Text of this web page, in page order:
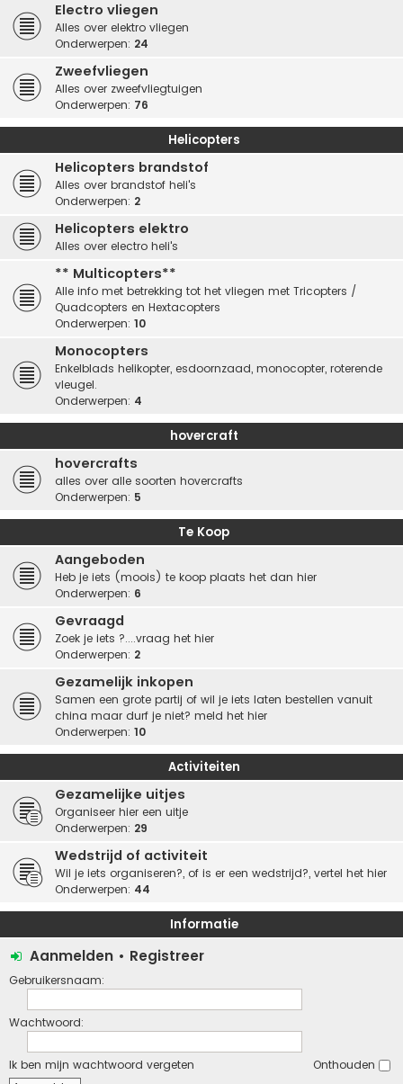
Electro vliegen
Alles over elektro vliegen
Onderwerpen: 24
Zweefvliegen
Alles over zweefvliegtuigen
Onderwerpen: 76
Helicopters
Helicopters brandstof
Alles over brandstof heli's
Onderwerpen: 2
Helicopters elektro
Alles over electro heli's
** Multicopters**
Alle info met betrekking tot het vliegen met Tricopters /
Quadcopters en Hextacopters
Onderwerpen: 10
Monocopters
Enkelblads helikopter, esdoornzaad, monocopter, roterende
vleugel.
Onderwerpen: 4
hovercraft
hovercrafts
alles over alle soorten hovercrafts
Onderwerpen: 5
Te Koop
Aangeboden
Heb je iets (moois) te koop plaats het dan hier
Onderwerpen: 6
Gevraagd
Zoek je iets ?....vraag het hier
Onderwerpen: 2
Gezamelijk inkopen
Samen een grote partij of wil je iets laten bestellen vanuit
china maar durf je niet? meld het hier
Onderwerpen: 10
Activiteiten
Gezamelijke uitjes
Organiseer hier een uitje
Onderwerpen: 29
Wedstrijd of activiteit
Wil je iets organiseren?, of is er een wedstrijd?, vertel het hier
Onderwerpen: 44
Informatie
Aanmelden • Registreer
Gebruikersnaam:
Wachtwoord:
Ik ben mijn wachtwoord vergeten Onthouden